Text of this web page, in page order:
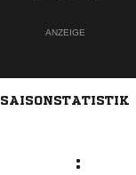
ANZEIGE
SAISONSTATISTIK
: